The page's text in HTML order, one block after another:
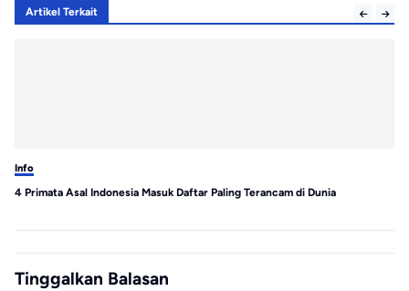
Artikel Terkait
Info
4 Primata Asal Indonesia Masuk Daftar Paling Terancam di Dunia
Tinggalkan Balasan